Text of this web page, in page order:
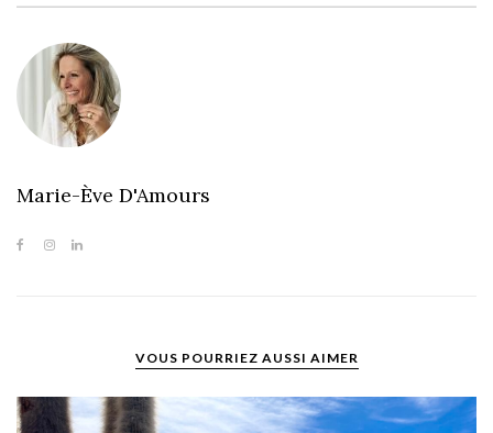
Marie-Ève D'Amours
VOUS POURRIEZ AUSSI AIMER